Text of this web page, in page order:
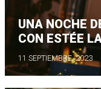
UNA NOCHE
CON ESTÉE
11 SEPTIEMBRE, 2023